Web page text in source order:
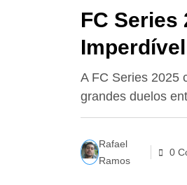
FC Series
os
A FC Series 2025
grandes duelos
Rafael
Ramos
0